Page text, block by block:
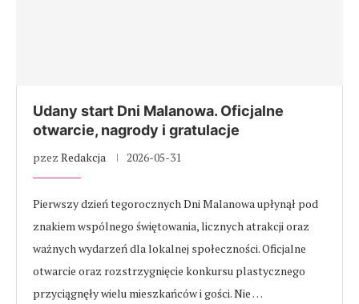
Udany start Dni Malanowa. Oficjalne
otwarcie, nagrody i gratulacje
pzez Redakcja 2026-05-31
Pierwszy dzień tegorocznych Dni Malanowa upłynął pod
znakiem wspólnego świętowania, licznych atrakcji oraz
ważnych wydarzeń dla lokalnej społeczności. Oficjalne
otwarcie oraz rozstrzygnięcie konkursu plastycznego
przyciągnęły wielu mieszkańców i gości. Nie …